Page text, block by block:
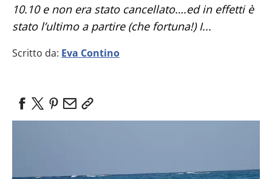
10.10 e non era stato cancellato….ed in effetti è
stato l’ultimo a partire (che fortuna!) I...
Scritto da: Eva Contino